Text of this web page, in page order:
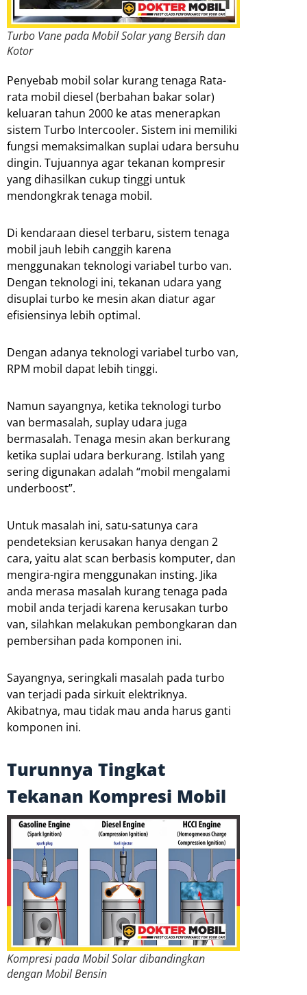
Turbo Vane pada Mobil Solar yang Bersih dan
Kotor
Penyebab mobil solar kurang tenaga Rata-
rata mobil diesel (berbahan bakar solar)
keluaran tahun 2000 ke atas menerapkan
sistem Turbo Intercooler. Sistem ini memiliki
fungsi memaksimalkan suplai udara bersuhu
dingin. Tujuannya agar tekanan kompresir
yang dihasilkan cukup tinggi untuk
mendongkrak tenaga mobil.
Di kendaraan diesel terbaru, sistem tenaga
mobil jauh lebih canggih karena
menggunakan teknologi variabel turbo van.
Dengan teknologi ini, tekanan udara yang
disuplai turbo ke mesin akan diatur agar
efisiensinya lebih optimal.
Dengan adanya teknologi variabel turbo van,
RPM mobil dapat lebih tinggi.
Namun sayangnya, ketika teknologi turbo
van bermasalah, suplay udara juga
bermasalah. Tenaga mesin akan berkurang
ketika suplai udara berkurang. Istilah yang
sering digunakan adalah “mobil mengalami
underboost”.
Untuk masalah ini, satu-satunya cara
pendeteksian kerusakan hanya dengan 2
cara, yaitu alat scan berbasis komputer, dan
mengira-ngira menggunakan insting. Jika
anda merasa masalah kurang tenaga pada
mobil anda terjadi karena kerusakan turbo
van, silahkan melakukan pembongkaran dan
pembersihan pada komponen ini.
Sayangnya, seringkali masalah pada turbo
van terjadi pada sirkuit elektriknya.
Akibatnya, mau tidak mau anda harus ganti
komponen ini.
Turunnya Tingkat
Tekanan Kompresi Mobil
Kompresi pada Mobil Solar dibandingkan
dengan Mobil Bensin